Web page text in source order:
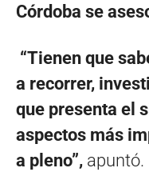
Córdoba se
“Tienen que
a recorrer,
que presenta el
aspectos más
a pleno”, apuntó.